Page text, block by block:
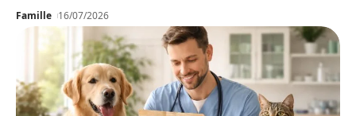
Famille 16/07/2026